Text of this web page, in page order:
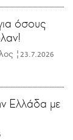
όσους
| 23.7.2026
Ελλάδα με